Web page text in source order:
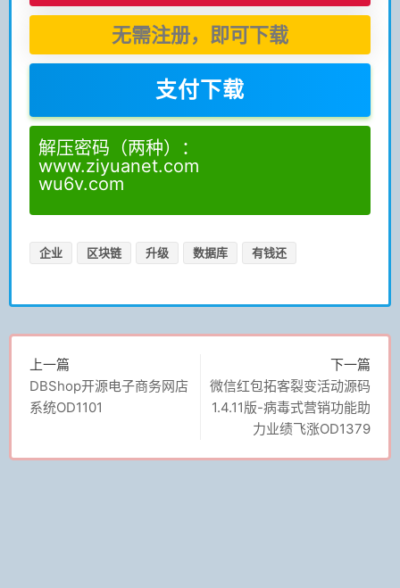
无需注册，即可下载
支付下载
解压密码（两种）：
www.ziyuanet.com
wu6v.com
企业 区块链 升级 数据库 有钱还
上一篇
DBShop开源电子商务网店
系统OD1101
下一篇
微信红包拓客裂变活动源码
1.4.11版-病毒式营销功能助
力业绩飞涨OD1379